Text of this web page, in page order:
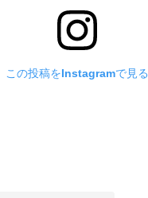
この投稿をInstagramで見る